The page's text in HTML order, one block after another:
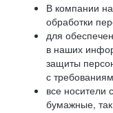
В компании
обработки
для
в наших
защиты
с
все носители
бумажные,